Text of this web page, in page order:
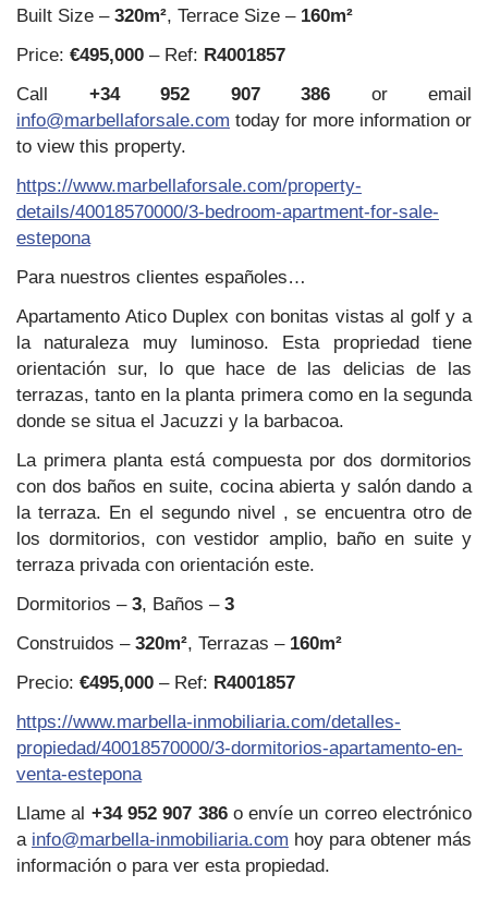
Built Size – 320m², Terrace Size – 160m²
Price: €495,000 – Ref: R4001857
Call +34 952 907 386 or email
info@marbellaforsale.com today for more information or
to view this property.
https://www.marbellaforsale.com/property-
details/40018570000/3-bedroom-apartment-for-sale-
estepona
Para nuestros clientes españoles…
Apartamento Atico Duplex con bonitas vistas al golf y a
la naturaleza muy luminoso. Esta propriedad tiene
orientación sur, lo que hace de las delicias de las
terrazas, tanto en la planta primera como en la segunda
donde se situa el Jacuzzi y la barbacoa.
La primera planta está compuesta por dos dormitorios
con dos baños en suite, cocina abierta y salón dando a
la terraza. En el segundo nivel , se encuentra otro de
los dormitorios, con vestidor amplio, baño en suite y
terraza privada con orientación este.
Dormitorios – 3, Baños – 3
Construidos – 320m², Terrazas – 160m²
Precio: €495,000 – Ref: R4001857
https://www.marbella-inmobiliaria.com/detalles-
propiedad/40018570000/3-dormitorios-apartamento-en-
venta-estepona
Llame al +34 952 907 386o envíe un correo electrónico
a info@marbella-inmobiliaria.com hoy para obtener más
información o para ver esta propiedad.